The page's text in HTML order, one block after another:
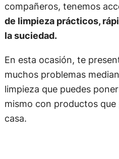
compañeros, tenemos
de limpieza prácticos,
la suciedad.
En esta ocasión, te
muchos problemas
limpieza que puedes
mismo con productos
casa.